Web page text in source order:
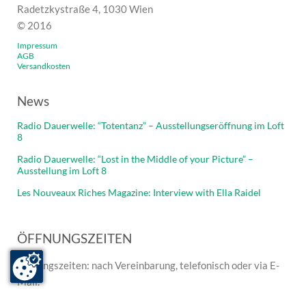
Radetzkystraße 4, 1030 Wien
© 2016
Impressum
AGB
Versandkosten
News
Radio Dauerwelle: “Totentanz” – Ausstellungseröffnung im Loft
8
Radio Dauerwelle: “Lost in the Middle of your Picture” –
Ausstellung im Loft 8
Les Nouveaux Riches Magazine: Interview with Ella Raidel
ÖFFNUNGSZEITEN
Öffnungszeiten: nach Vereinbarung, telefonisch oder via E-
Mail.